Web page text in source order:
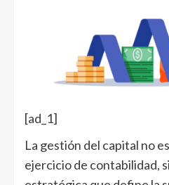
[ad_1]
La gestión del capital no
ejercicio de contabilidad,